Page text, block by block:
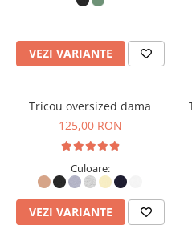
VEZI VARIANTE
Tricou oversized dama
125,00 RON
Culoare:
VEZI VARIANTE